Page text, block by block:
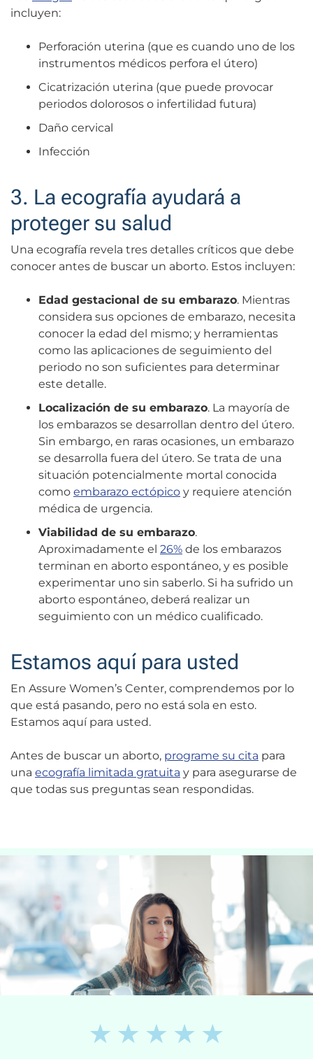
incluyen:
Perforación uterina (que es cuando uno de los
instrumentos médicos perfora el útero)
Cicatrización uterina (que puede provocar
periodos dolorosos o infertilidad futura)
Daño cervical
Infección
3. La ecografía ayudará a
proteger su salud
Una ecografía revela tres detalles críticos que debe
conocer antes de buscar un aborto. Estos incluyen:
Edad gestacional de su embarazo. Mientras
considera sus opciones de embarazo, necesita
conocer la edad del mismo; y herramientas
como las aplicaciones de seguimiento del
periodo no son suficientes para determinar
este detalle.
Localización de su embarazo. La mayoría de
los embarazos se desarrollan dentro del útero.
Sin embargo, en raras ocasiones, un embarazo
se desarrolla fuera del útero. Se trata de una
situación potencialmente mortal conocida
como embarazo ectópico y requiere atención
médica de urgencia.
Viabilidad de su embarazo.
Aproximadamente el 26% de los embarazos
terminan en aborto espontáneo, y es posible
experimentar uno sin saberlo. Si ha sufrido un
aborto espontáneo, deberá realizar un
seguimiento con un médico cualificado.
Estamos aquí para usted
En Assure Women’s Center, comprendemos por lo
que está pasando, pero no está sola en esto.
Estamos aquí para usted.
Antes de buscar un aborto, programe su cita para
una ecografía limitada gratuita y para asegurarse de
que todas sus preguntas sean respondidas.